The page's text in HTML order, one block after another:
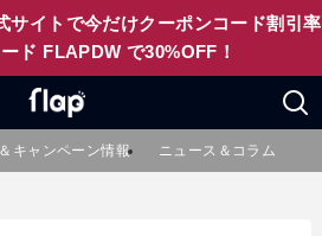
サイトで今だけクーポンコード割引率
ド FLAPDW で30%OFF！
キャンペーン情報 ニュース＆コラム